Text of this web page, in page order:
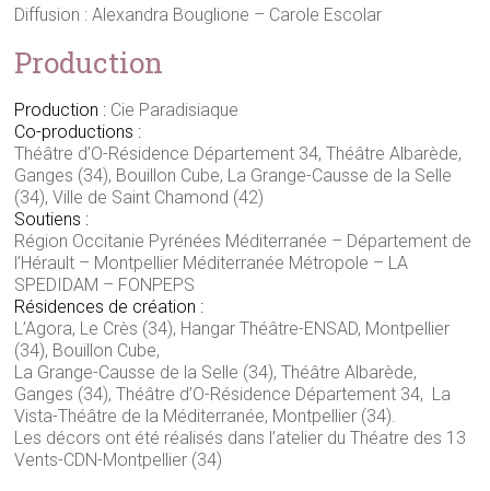
Diffusion : Alexandra Bouglione – Carole Escolar
Production
Production : Cie Paradisiaque
Co-productions :
Théâtre d’O-Résidence Département 34, Théâtre Albarède,
Ganges (34), Bouillon Cube, La Grange-Causse de la Selle
(34), Ville de Saint Chamond (42)
Soutiens :
Région Occitanie Pyrénées Méditerranée – Département de
l’Hérault – Montpellier Méditerranée Métropole – LA
SPEDIDAM – FONPEPS
Résidences de création :
L’Agora, Le Crès (34), Hangar Théâtre-ENSAD, Montpellier
(34), Bouillon Cube,
La Grange-Causse de la Selle (34), Théâtre Albarède,
Ganges (34), Théâtre d’O-Résidence Département 34, La
Vista-Théâtre de la Méditerranée, Montpellier (34).
Les décors ont été réalisés dans l’atelier du Théatre des 13
Vents-CDN-Montpellier (34)